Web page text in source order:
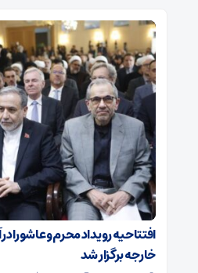
افتتاحیه رویداد محرم و عاشورا در
خارجه برگزار شد